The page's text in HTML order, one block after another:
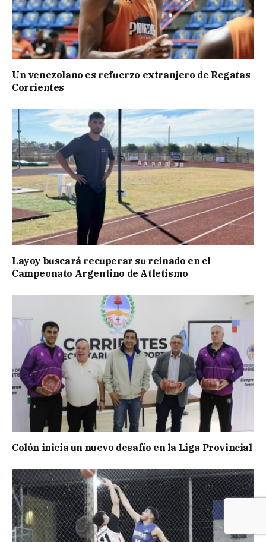
Un venezolano es refuerzo extranjero de Regatas
Corrientes
Layoy buscará recuperar su reinado en el
Campeonato Argentino de Atletismo
Colón inicia un nuevo desafío en la Liga Provincial